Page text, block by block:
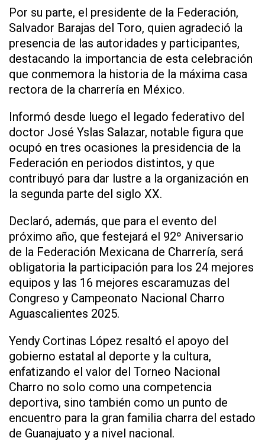
Por su parte, el presidente de la Federación,
Salvador Barajas del Toro, quien agradeció la
presencia de las autoridades y participantes,
destacando la importancia de esta celebración
que conmemora la historia de la máxima casa
rectora de la charrería en México.
Informó desde luego el legado federativo del
doctor José Yslas Salazar, notable figura que
ocupó en tres ocasiones la presidencia de la
Federación en periodos distintos, y que
contribuyó para dar lustre a la organización en
la segunda parte del siglo XX.
Declaró, además, que para el evento del
próximo año, que festejará el 92º Aniversario
de la Federación Mexicana de Charrería, será
obligatoria la participación para los 24 mejores
equipos y las 16 mejores escaramuzas del
Congreso y Campeonato Nacional Charro
Aguascalientes 2025.
Yendy Cortinas López resaltó el apoyo del
gobierno estatal al deporte y la cultura,
enfatizando el valor del Torneo Nacional
Charro no solo como una competencia
deportiva, sino también como un punto de
encuentro para la gran familia charra del estado
de Guanajuato y a nivel nacional.